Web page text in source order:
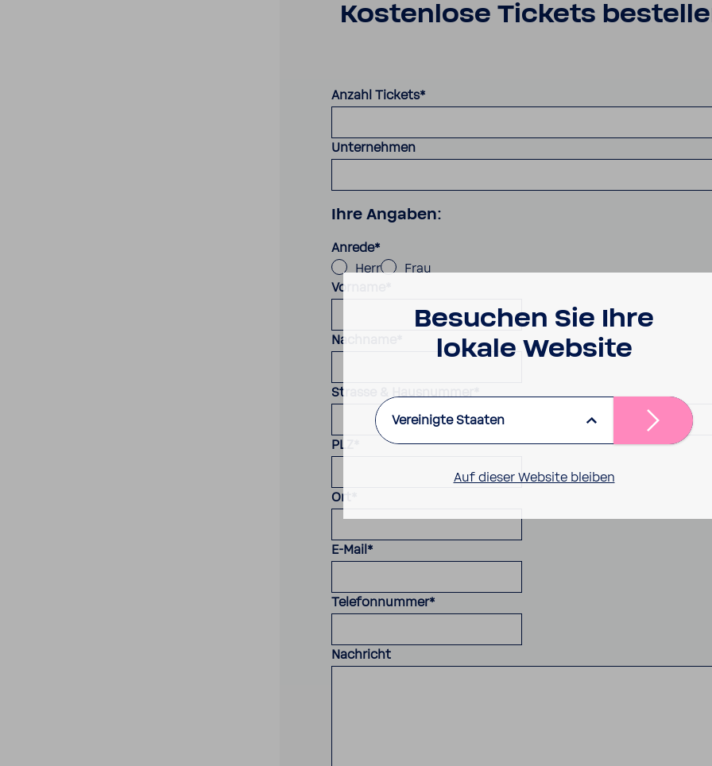
Kosten­lose Tickets
Anzahl Tickets*
Unternehmen
Ihre Angaben:
Anrede*
Herr
Frau
Vorname
Nachname
Strasse & Hausnummer
PLZ
Ort
E-Mail *
Telefonnummer*
Nachricht
Besu­chen Sie Ihre
lokale Website
Vereinigte Staaten
Auf dieser Website bleiben